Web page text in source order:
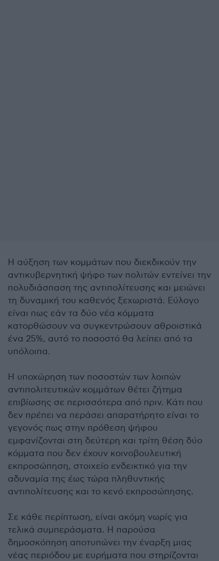
Η αύξηση των κομμάτων που διεκδικούν την
αντικυβερνητική ψήφο των πολιτών εντείνει την
πολυδιάσπαση της αντιπολίτευσης και μειώνει
τη δυναμική του καθενός ξεχωριστά. Εύλογο
είναι πως εάν τα δύο νέα κόμματα
κατορθώσουν να συγκεντρώσουν αθροιστικά
ένα 25%, αυτό το ποσοστό θα λείπει από τα
υπόλοιπα.
Η υποχώρηση των ποσοστών των λοιπών
αντιπολιτευτικών κομμάτων θέτει ζήτημα
επιβίωσης σε περισσότερα από πριν. Κάτι που
δεν πρέπει να περάσει απαρατήρητο είναι το
γεγονός πως στην πρόθεση ψήφου
εμφανίζονται στη δεύτερη και τρίτη θέση δύο
κόμματα που δεν έχουν κοινοβουλευτική
εκπροσώπηση, στοιχείο ενδεικτικό για την
αδυναμία της έως τώρα πληθυντικής
αντιπολίτευσης και το κενό εκπροσώπησης.
Σε κάθε περίπτωση, είναι ακόμη νωρίς για
τελικά συμπεράσματα. Η παρούσα
δημοσκόπηση αποτυπώνει την έναρξη μιας
νέας περιόδου με ευρήματα που στηρίζονται